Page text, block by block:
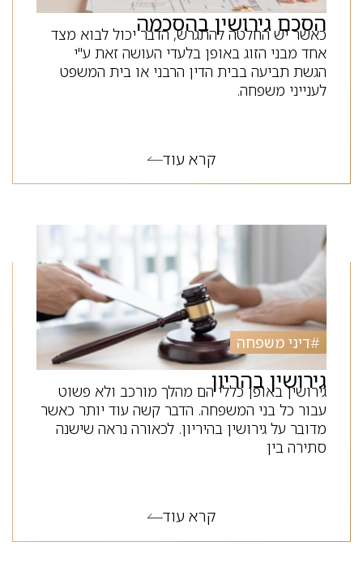
הסכם גירושין בהסכמה
כאשר יש החלטה להתגרש, הדבר יכול לבוא מצד
אחד מבני הזוג באופן בלעדי העושה זאת ע"י
הגשת תביעה בבית הדין הרבני או בית המשפט
לענייני משפחה.
קרא עוד
#דיני משפחה
גירושין בהריון
גירושין באופן כללי הם מהלך מורכב ולא פשוט
עבור כל בני המשפחה. הדבר קשה עוד יותר כאשר
מדובר על גירושין בהיריון. לכאורה נראה שישנה
סתירה בין
קרא עוד